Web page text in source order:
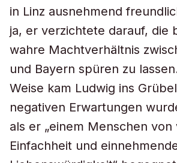
in Linz ausnehmend
ja, er verzichtete darauf, die
wahre Machtverhältnis
und Bayern spüren zu
Weise kam Ludwig ins
negativen Erwartungen
als er „einem Menschen
Einfachheit und